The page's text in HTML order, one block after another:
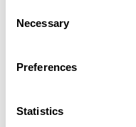
Selection
Necessary
Preferences
Statistics